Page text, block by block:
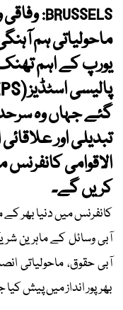
BRUSSELS: وفاقی
ماحولیاتی ہم
یورپ کے اہم
گئے جہاں وہ سرحد
تبدیلی اور
الاقوامی
کریں گے۔
کانفرنس میں دنیا بھر کے
آبی وسائل کے ماہرین
آبی حقوق، ماحولیاتی
بھرپور انداز میں پیش کیا